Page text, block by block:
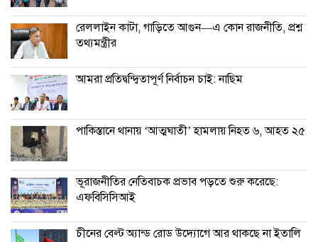
রেললাইন কাটা, গাড়িতে আগুন—এ কোন রাজনীতি, প্রশ্ন
তথ্যমন্ত্রীর
আমরা প্রতিদ্বন্দ্বিতাপূর্ণ নির্বাচন চাই: না‌ছিম
পাকিস্তানে থানায় ‘আত্মঘাতী’ হামলায় নিহত ৬, আহত ২৫
ভূরাজনীতির নেতিবাচক প্রভাব পড়তে শুরু করেছে:
এফবিসিসিআই
চীনের বেল্ট অ্যান্ড রোড উদ্যোগে আর থাকছে না ইতালি